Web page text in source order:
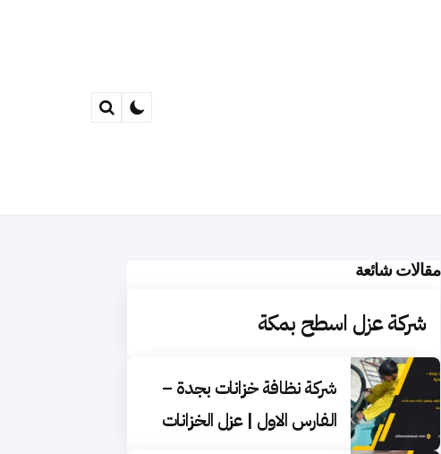
مقالات شائعة
شركة عزل اسطح بمكة
شركة نظافة خزانات بجدة –
الفارس الاول | عزل الخزانات